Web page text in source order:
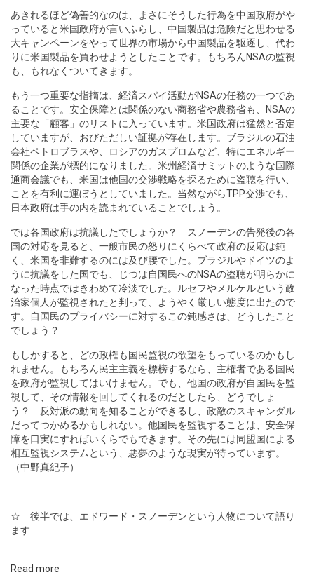
あきれるほど偽善的なのは、まさにそうした行為を中国政府がや
っていると米国政府が言いふらし、中国製品は危険だと思わせる
大キャンペーンをやって世界の市場から中国製品を駆逐し、代わ
りに米国製品を買わせようとしたことです。もちろんNSAの監視
も、もれなくついてきます。
もう一つ重要な指摘は、経済スパイ活動がNSAの任務の一つであ
ることです。安全保障とは関係のない商務省や農務省も、NSAの
主要な「顧客」のリストに入っています。米国政府は猛然と否定
していますが、おびただしい証拠が存在します。ブラジルの石油
会社ペトロブラスや、ロシアのガスプロムなど、特にエネルギー
関係の企業が標的になりました。米州経済サミットのような国際
通商会議でも、米国は他国の交渉戦略を探るために盗聴を行い、
ことを有利に運ぼうとしていました。当然ながらTPP交渉でも、
日本政府は手の内を読まれていることでしょう。
では各国政府は抗議したでしょうか？ スノーデンの告発後の各
国の対応を見ると、一般市民の怒りにくらべて政府の反応は鈍
く、米国を非難するのには及び腰でした。ブラジルやドイツのよ
うに抗議をした国でも、じつは自国民へのNSAの盗聴が明らかに
なった時点ではきわめて冷淡でした。ルセフやメルケルという政
治家個人が監視されたと判って、ようやく厳しい態度に出たので
す。自国民のプライバシーに対するこの鈍感さは、どうしたこと
でしょう？
もしかすると、どの政権も国民監視の欲望をもっているのかもし
れません。もちろん民主主義を標榜するなら、主権者である国民
を政府が監視してはいけません。でも、他国の政府が自国民を監
視して、その情報を回してくれるのだとしたら、どうでしょ
う？ 反対派の動向を知ることができるし、政敵のスキャンダル
だってつかめるかもしれない。他国民を監視することは、安全保
障を口実にすればいくらでもできます。その先には同盟国による
相互監視システムという、悪夢のような現実が待っています。
（中野真紀子）
☆ 後半では、エドワード・スノーデンという人物について語り
ます
Read more